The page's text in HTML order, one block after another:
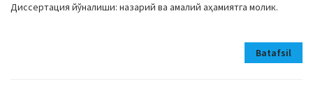
Диссертация йўналиши: назарий ва амалий аҳамиятга молик.
Batafsil